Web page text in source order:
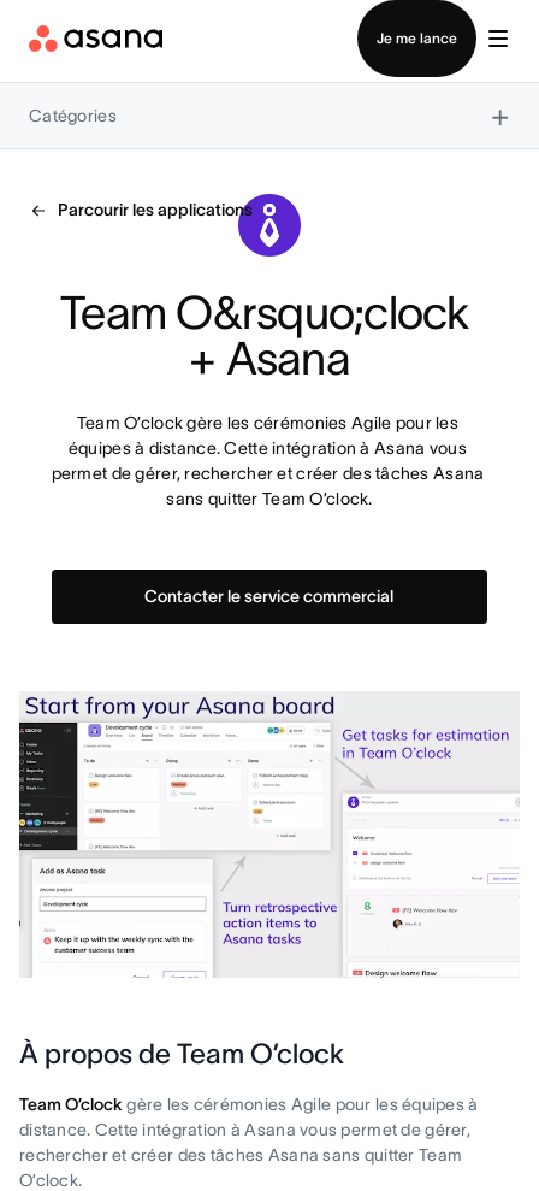
Je me lance
Contacter le service commercial
Catégories ×
Parcourir les applications
Team O&rsquo;clock
+ Asana
Team O’clock gère les cérémonies Agile pour les
équipes à distance. Cette intégration à Asana vous
permet de gérer, rechercher et créer des tâches Asana
sans quitter Team O’clock.
Contacter le service commercial
À propos de Team O’clock
Team O’clock gère les cérémonies Agile pour les équipes à
distance. Cette intégration à Asana vous permet de gérer,
rechercher et créer des tâches Asana sans quitter Team
O’clock.